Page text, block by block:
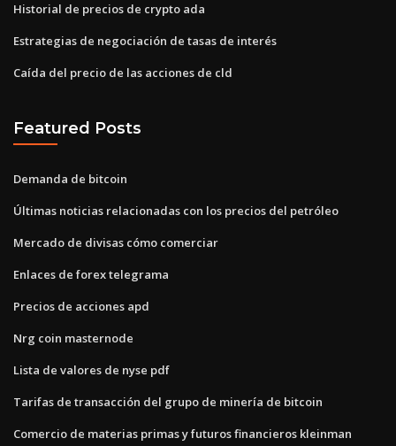
Historial de precios de crypto ada
Estrategias de negociación de tasas de interés
Caída del precio de las acciones de cld
Featured Posts
Demanda de bitcoin
Últimas noticias relacionadas con los precios del petróleo
Mercado de divisas cómo comerciar
Enlaces de forex telegrama
Precios de acciones apd
Nrg coin masternode
Lista de valores de nyse pdf
Tarifas de transacción del grupo de minería de bitcoin
Comercio de materias primas y futuros financieros kleinman